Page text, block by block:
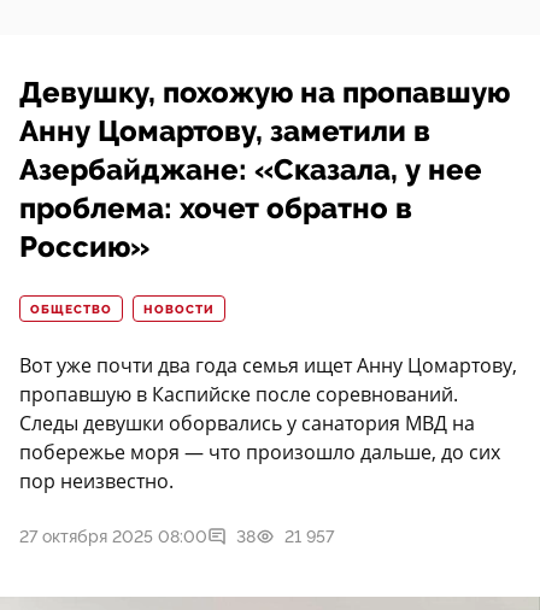
Девушку, похожую на пропавшую
Анну Цомартову, заметили в
Азербайджане: «Сказала, у нее
проблема: хочет обратно в
Россию»
ОБЩЕСТВО НОВОСТИ
Вот уже почти два года семья ищет Анну Цомартову,
пропавшую в Каспийске после соревнований.
Следы девушки оборвались у санатория МВД на
побережье моря — что произошло дальше, до сих
пор неизвестно.
27 октября 2025 08:00 38 21 957